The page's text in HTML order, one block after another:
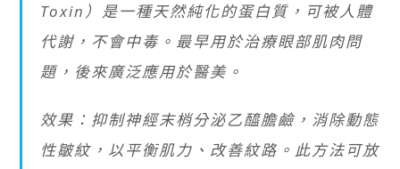
Toxin）是一種天然純化的蛋白質，可被人體
代謝，不會中毒。最早用於治療眼部肌肉問
題，後來廣泛應用於醫美。
效果：抑制神經末梢分泌乙醯膽鹼，消除動態
性皺紋，以平衡肌力、改善紋路。此方法可放